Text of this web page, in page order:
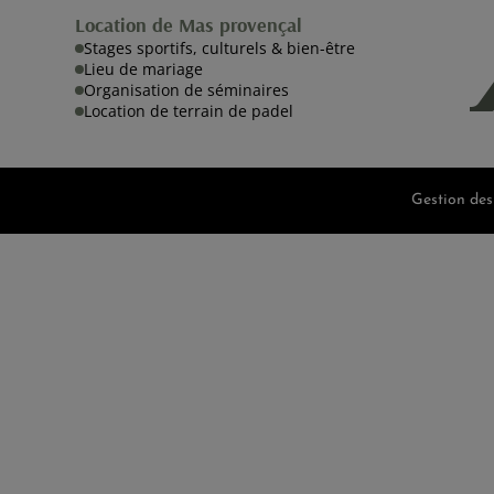
Location de Mas provençal
Stages sportifs, culturels & bien-être
Lieu de mariage
Organisation de séminaires
Location de terrain de padel
Gestion